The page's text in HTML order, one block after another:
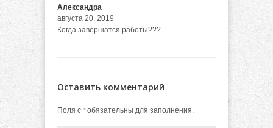
Александра
августа 20, 2019
Когда завершатся работы???
Оставить комментарий
Поля с *обязательны для заполнения.